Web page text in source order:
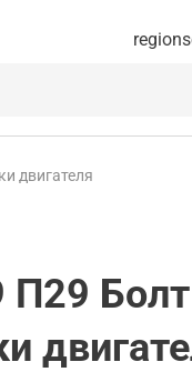
двигателя
П29